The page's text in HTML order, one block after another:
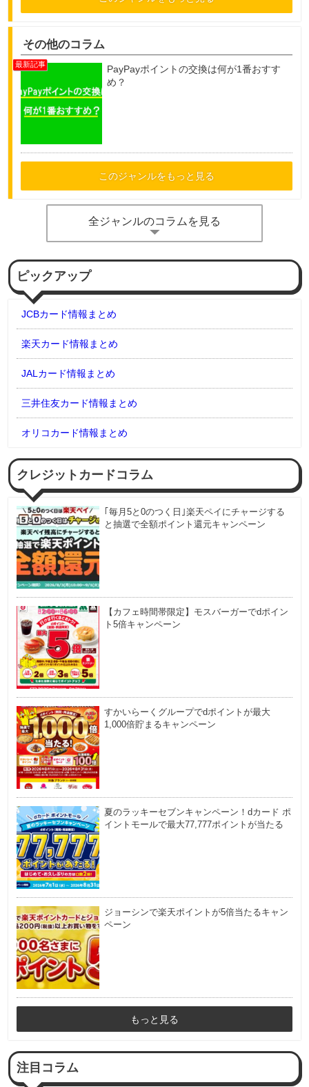
その他のコラム
PayPayポイントの交換は何が1番おすす
め？
このジャンルをもっと見る
全ジャンルのコラムを見る
ピックアップ
JCBカード情報まとめ
楽天カード情報まとめ
JALカード情報まとめ
三井住友カード情報まとめ
オリコカード情報まとめ
クレジットカードコラム
｢毎月5と0のつく日｣楽天ペイにチャージする
と抽選で全額ポイント還元キャンペーン
【カフェ時間帯限定】モスバーガーでdポイン
ト5倍キャンペーン
すかいらーくグループでdポイントが最大
1,000倍貯まるキャンペーン
夏のラッキーセブンキャンペーン！dカード ポ
イントモールで最大77,777ポイントが当たる
ジョーシンで楽天ポイントが5倍当たるキャン
ペーン
もっと見る
注目コラム